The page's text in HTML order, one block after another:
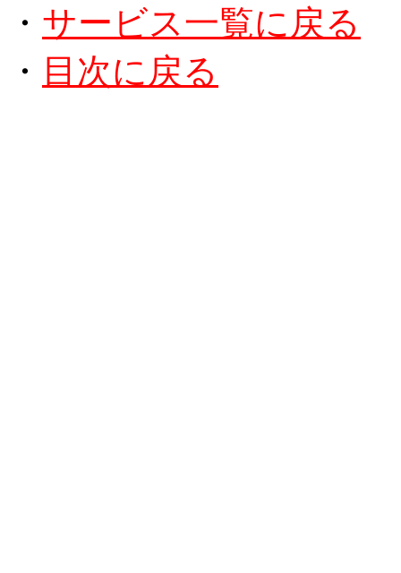
・ サービス一覧に戻る
・ 目次に戻る